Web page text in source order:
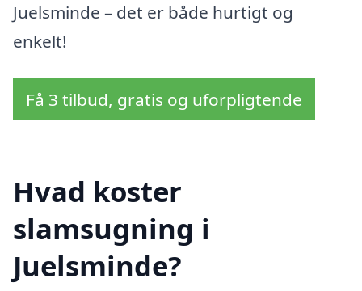
Juelsminde – det er både hurtigt og
enkelt!
Få 3 tilbud, gratis og uforpligtende
Hvad koster
slamsugning i
Juelsminde?